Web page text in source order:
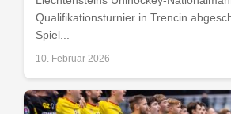
Qualifikationsturnier in Trencin
Spiel...
10. Februar 2026